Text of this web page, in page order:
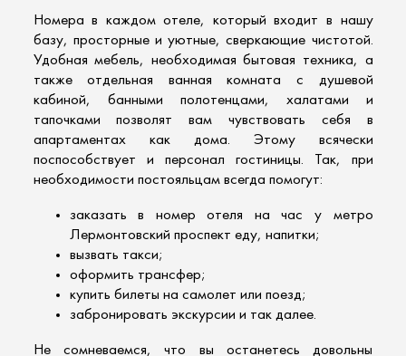
Номера в каждом отеле, который входит в нашу
базу, просторные и уютные, сверкающие чистотой.
Удобная мебель, необходимая бытовая техника, а
также отдельная ванная комната с душевой
кабиной, банными полотенцами, халатами и
тапочками позволят вам чувствовать себя в
апартаментах как дома. Этому всячески
поспособствует и персонал гостиницы. Так, при
необходимости постояльцам всегда помогут:
заказать в номер отеля на час у метро
Лермонтовский проспект еду, напитки;
вызвать такси;
оформить трансфер;
купить билеты на самолет или поезд;
забронировать экскурсии и так далее.
Не сомневаемся, что вы останетесь довольны